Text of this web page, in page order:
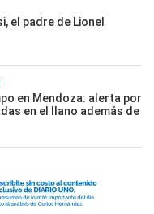
el padre de Lionel
en Mendoza: alerta por
en el llano además de